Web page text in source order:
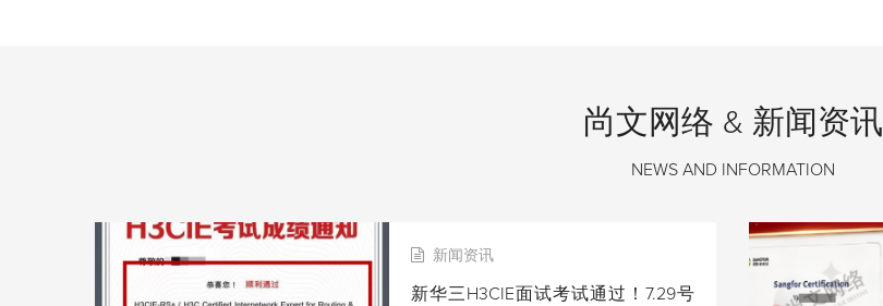
尚文网络 & 新闻资讯
NEWS AND INFORMATION
新闻资讯
新华三H3CIE面试考试通过！7.29号